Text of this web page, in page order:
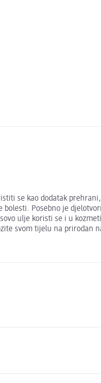
se kao dodatak
Posebno je
ulje koristi se i u
svom tijelu na prirodan